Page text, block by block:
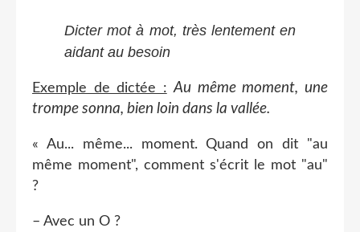
Dicter mot à mot, très lentement en
aidant au besoin
Exemple de dictée : Au même moment, une
trompe sonna, bien loin dans la vallée.
« Au... même... moment. Quand on dit "au
même moment", comment s'écrit le mot "au"
?
– Avec un O ?